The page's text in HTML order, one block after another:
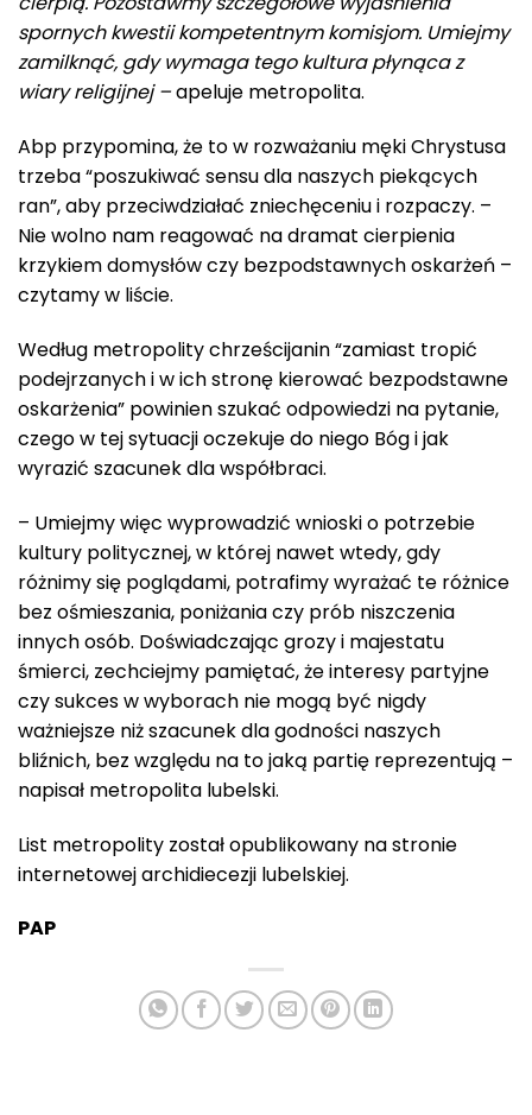
spornych kwestii kompetentnym komisjom. Umiejmy
zamilknąć, gdy wymaga tego kultura płynąca z
wiary religijnej –apeluje metropolita.
Abp przypomina, że to w rozważaniu męki Chrystusa
trzeba “poszukiwać sensu dla naszych piekących
ran”, aby przeciwdziałać zniechęceniu i rozpaczy. –
Nie wolno nam reagować na dramat cierpienia
krzykiem domysłów czy bezpodstawnych oskarżeń –
czytamy w liście.
Według metropolity chrześcijanin “zamiast tropić
podejrzanych i w ich stronę kierować bezpodstawne
oskarżenia” powinien szukać odpowiedzi na pytanie,
czego w tej sytuacji oczekuje do niego Bóg i jak
wyrazić szacunek dla współbraci.
– Umiejmy więc wyprowadzić wnioski o potrzebie
kultury politycznej, w której nawet wtedy, gdy
różnimy się poglądami, potrafimy wyrażać te różnice
bez ośmieszania, poniżania czy prób niszczenia
innych osób. Doświadczając grozy i majestatu
śmierci, zechciejmy pamiętać, że interesy partyjne
czy sukces w wyborach nie mogą być nigdy
ważniejsze niż szacunek dla godności naszych
bliźnich, bez względu na to jaką partię reprezentują –
napisał metropolita lubelski.
List metropolity został opublikowany na stronie
internetowej archidiecezji lubelskiej.
PAP